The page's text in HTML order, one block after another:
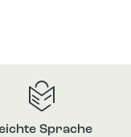
Sprache